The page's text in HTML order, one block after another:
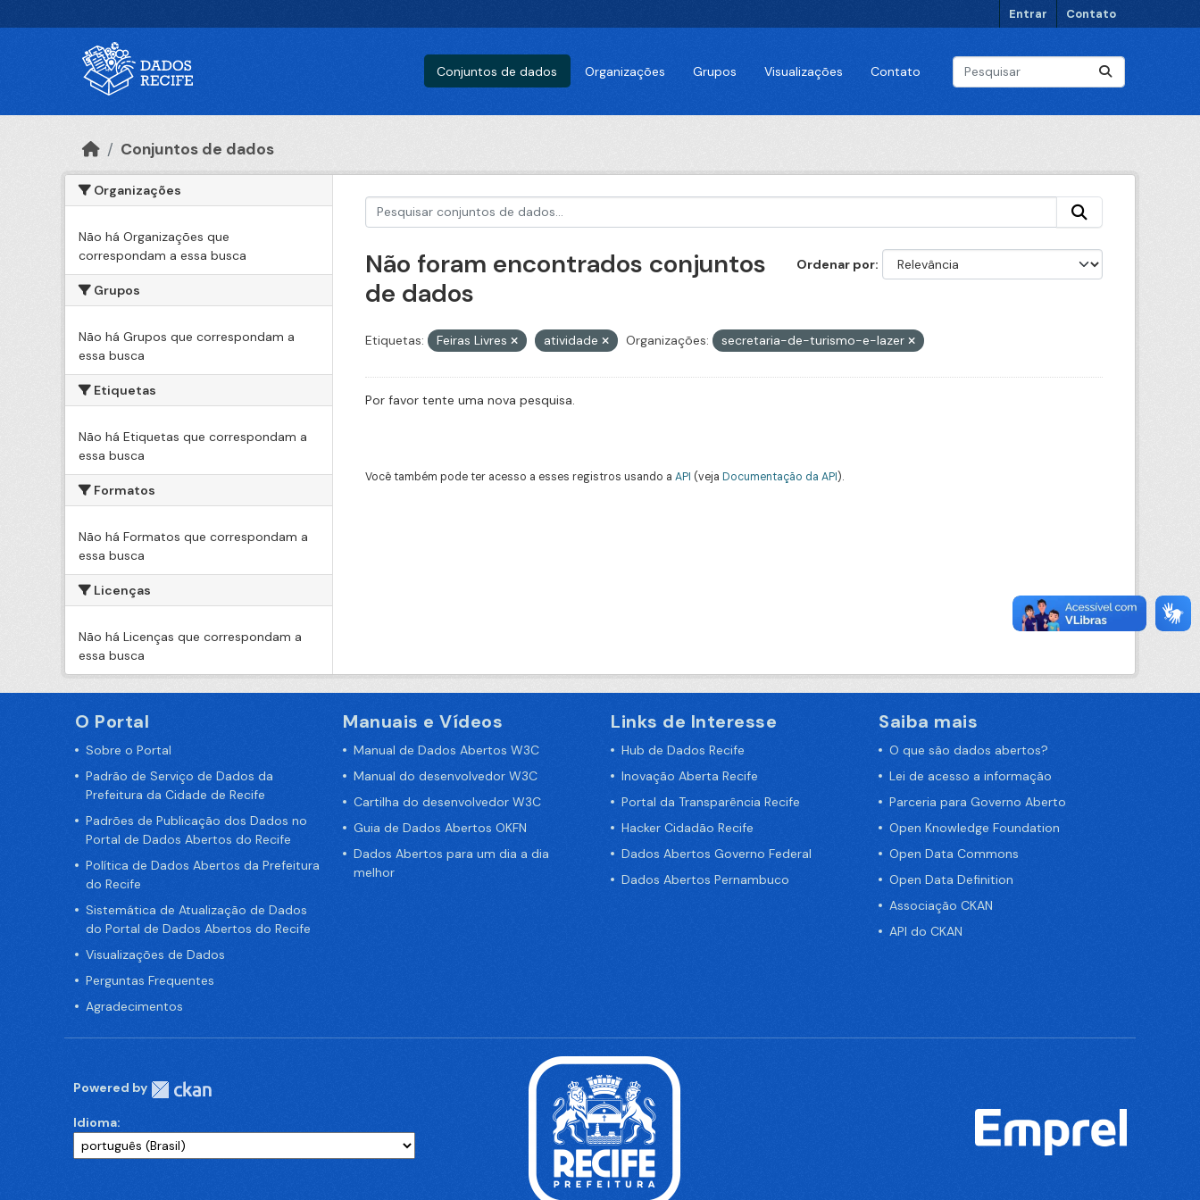
Entrar Contato
Conjuntos de dados Organizações Grupos Visualizações Contato
Conjuntos de dados
Organizações
Não há Organizações que
correspondam a essa busca
Grupos
Não há Grupos que correspondam a
essa busca
Etiquetas
Não há Etiquetas que correspondam a
essa busca
Formatos
Não há Formatos que correspondam a
essa busca
Licenças
Não há Licenças que correspondam a
essa busca
Ordenar por
Não foram encontrados conjuntos
de dados
Etiquetas: Feiras Livres atividade Organizações: secretaria-de-turismo-e-lazer
Por favor tente uma nova pesquisa.
Você também pode ter acesso a esses registros usando a API (veja Documentação da API).
O Portal
Sobre o Portal
Padrão de Serviço de Dados da
Prefeitura da Cidade de Recife
Padrões de Publicação dos Dados no
Portal de Dados Abertos do Recife
Política de Dados Abertos da Prefeitura
do Recife
Sistemática de Atualização de Dados
do Portal de Dados Abertos do Recife
Visualizações de Dados
Perguntas Frequentes
Agradecimentos
Manuais e Vídeos
Manual de Dados Abertos W3C
Manual do desenvolvedor W3C
Cartilha do desenvolvedor W3C
Guia de Dados Abertos OKFN
Dados Abertos para um dia a dia
melhor
Links de Interesse
Hub de Dados Recife
Inovação Aberta Recife
Portal da Transparência Recife
Hacker Cidadão Recife
Dados Abertos Governo Federal
Dados Abertos Pernambuco
Saiba mais
O que são dados abertos?
Lei de acesso a informação
Parceria para Governo Aberto
Open Knowledge Foundation
Open Data Commons
Open Data Definition
Associação CKAN
API do CKAN
Powered by
Idioma